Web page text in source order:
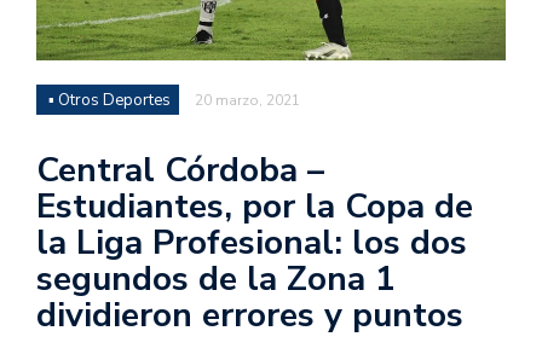
▪ Otros Deportes 20 marzo, 2021
Central Córdoba –
Estudiantes, por la Copa de
la Liga Profesional: los dos
segundos de la Zona 1
dividieron errores y puntos